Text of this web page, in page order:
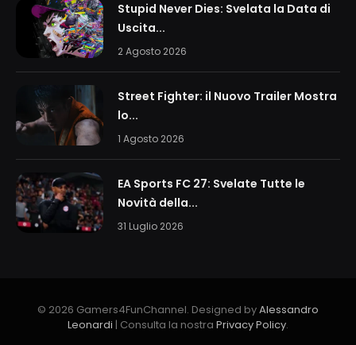
Stupid Never Dies: Svelata la Data di
Uscita...
2 Agosto 2026
Street Fighter: il Nuovo Trailer Mostra
lo...
1 Agosto 2026
EA Sports FC 27: Svelate Tutte le
Novità della...
31 Luglio 2026
© 2026 Gamers4FunChannel. Designed byAlessandro
Leonardi | Consulta la nostra Privacy Policy.